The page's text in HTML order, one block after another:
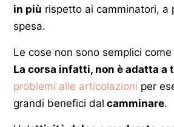
in più rispetto ai camminatori, a
spesa.
Le cose non sono semplici
La corsa infatti, non è adatta a
problemi alle articolazioni per
grandi benefici dal camminare.